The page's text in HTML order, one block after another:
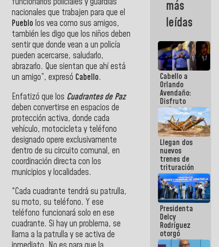
nacionales que trabajen para que el
Pueblo los vea como sus amigos,
también les digo que los niños deben
sentir que donde vean a un policía
pueden acercarse, saludarlo,
abrazarlo. Que sientan que ahí está
un amigo”, expresó Cabello.
Enfatizó que los Cuadrantes de Paz
deben convertirse en espacios de
protección activa, donde cada
vehículo, motocicleta y teléfono
designado opere exclusivamente
dentro de su circuito comunal, en
coordinación directa con los
municipios y localidades.
“Cada cuadrante tendrá su patrulla,
su moto, su teléfono. Y ese
teléfono funcionará solo en ese
cuadrante. Si hay un problema, se
llama a la patrulla y se activa de
más
leídas
Cabello a
Orlando
Avendaño:
Disfruto
cada vez
que escribes
porque lo
que haces
es
embarrarla
Llegan dos
nuevos
trenes de
trituración
para
optimizar
manejo de
escombros
en La Guaira
Presidenta
Delcy
Rodríguez
otorgó
medalla